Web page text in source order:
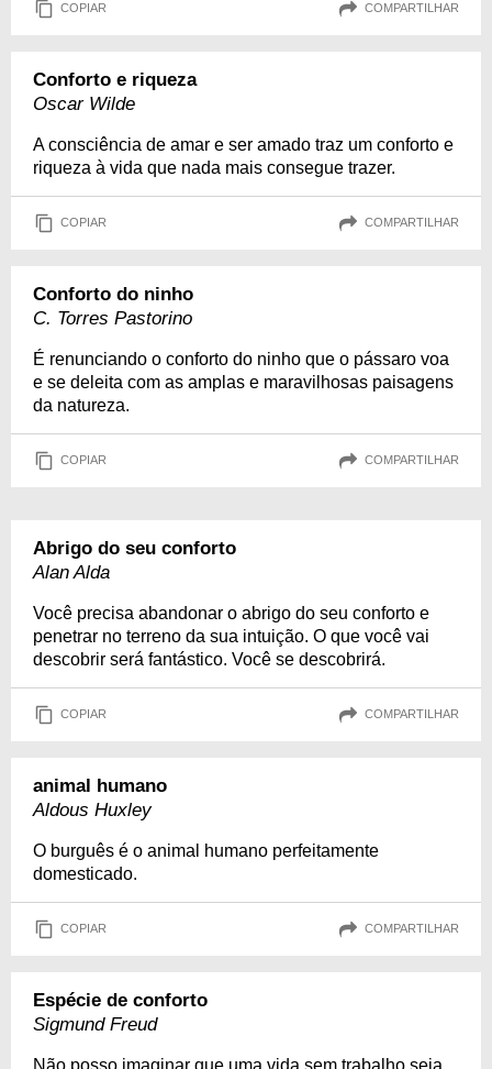
COPIAR COMPARTILHAR
Conforto e riqueza
Oscar Wilde
A consciência de amar e ser amado traz um conforto e
riqueza à vida que nada mais consegue trazer.
COPIAR COMPARTILHAR
Conforto do ninho
C. Torres Pastorino
É renunciando o conforto do ninho que o pássaro voa
e se deleita com as amplas e maravilhosas paisagens
da natureza.
COPIAR COMPARTILHAR
Abrigo do seu conforto
Alan Alda
Você precisa abandonar o abrigo do seu conforto e
penetrar no terreno da sua intuição. O que você vai
descobrir será fantástico. Você se descobrirá.
COPIAR COMPARTILHAR
animal humano
Aldous Huxley
O burguês é o animal humano perfeitamente
domesticado.
COPIAR COMPARTILHAR
Espécie de conforto
Sigmund Freud
Não posso imaginar que uma vida sem trabalho seja